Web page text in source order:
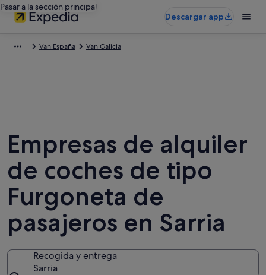
Pasar a la sección principal
Descargar app
Van España Van Galicia
Empresas de alquiler
de coches de tipo
Furgoneta de
pasajeros en Sarria
Recogida y entrega
Sarria